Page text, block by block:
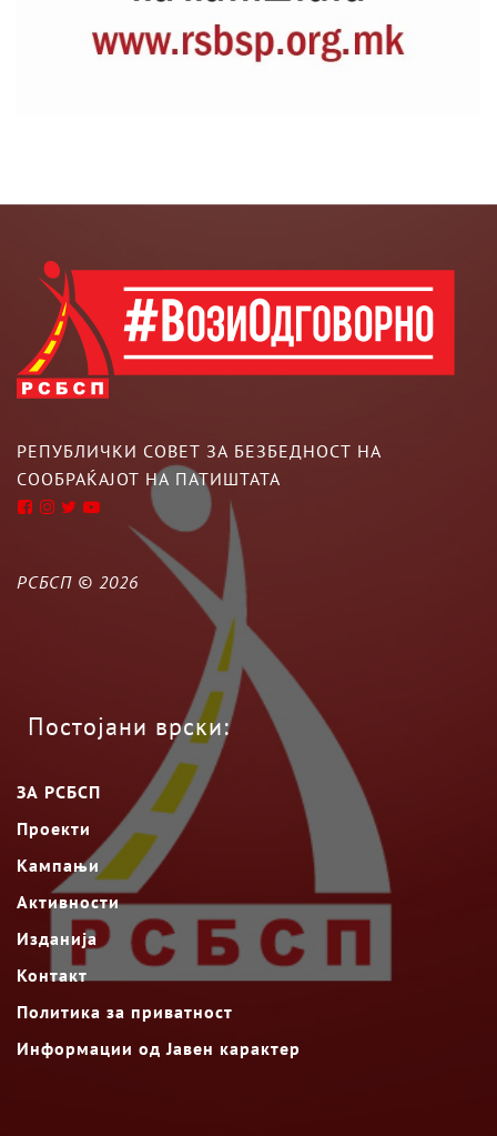
РЕПУБЛИЧКИ СОВЕТ ЗА БЕЗБЕДНОСТ НА
СООБРАЌАЈОТ НА ПАТИШТАТА
РСБСП © 2026
Постојани врски:
ЗА РСБСП
Проекти
Кампањи
Активности
Изданија
Контакт
Политика за приватност
Информации од Јавен карактер